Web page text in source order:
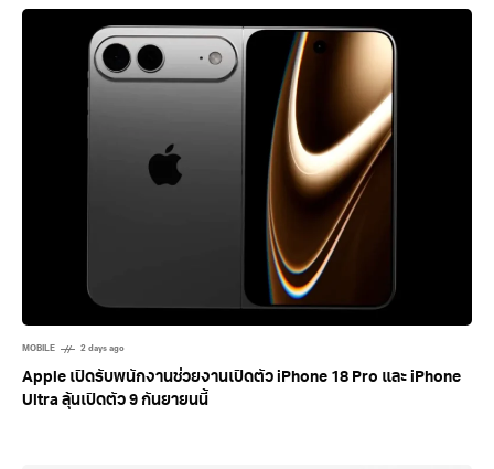
MOBILE 2 days ago
Apple เปิดรับพนักงานช่วยงานเปิดตัว iPhone 18 Pro และ iPhone
Ultra ลุ้นเปิดตัว 9 กันยายนนี้